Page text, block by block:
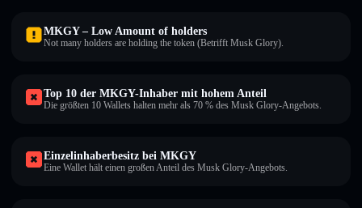
MKGY – Low Amount of holders
Not many holders are holding the token (Betrifft Musk Glory).
Top 10 der MKGY-Inhaber mit hohem Anteil
Die größten 10 Wallets halten mehr als 70 % des Musk Glory-Angebots.
Einzelinhaberbesitz bei MKGY
Eine Wallet hält einen großen Anteil des Musk Glory-Angebots.